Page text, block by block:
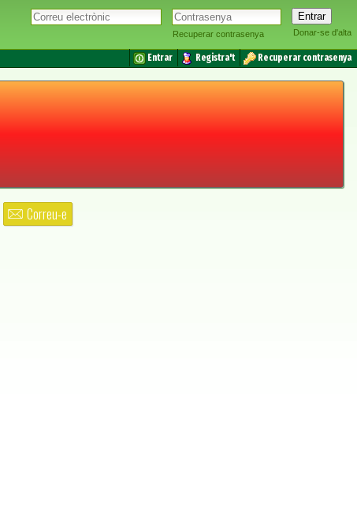
Recuperar contrasenya Donar-se d'alta
Entrar Registra't
Recuperar contrasenya
Correu-e